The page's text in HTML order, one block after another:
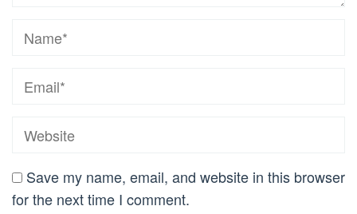
Save my name, email, and website in this browser
for the next time I comment.